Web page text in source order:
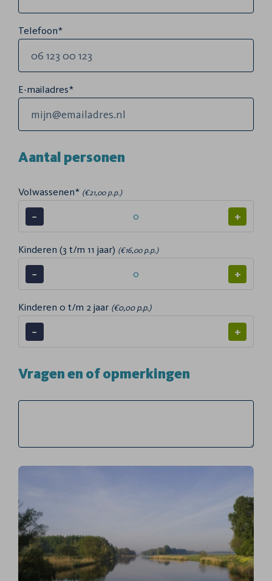
Telefoon*
E-mailadres*
Aantal personen
Volwassenen* (€21,00 p.p.)
− +
Kinderen (3 t/m 11 jaar) (€16,00 p.p.)
− +
Kinderen 0 t/m 2 jaar (€0,00 p.p.)
− +
Vragen en of opmerkingen